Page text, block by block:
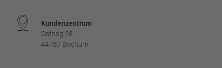
Kundenzentrum
Ostring 28
44787 Bochum